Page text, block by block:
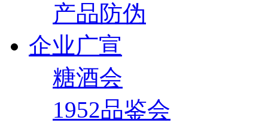
产品防伪
企业广宣
糖酒会
1952品鉴会